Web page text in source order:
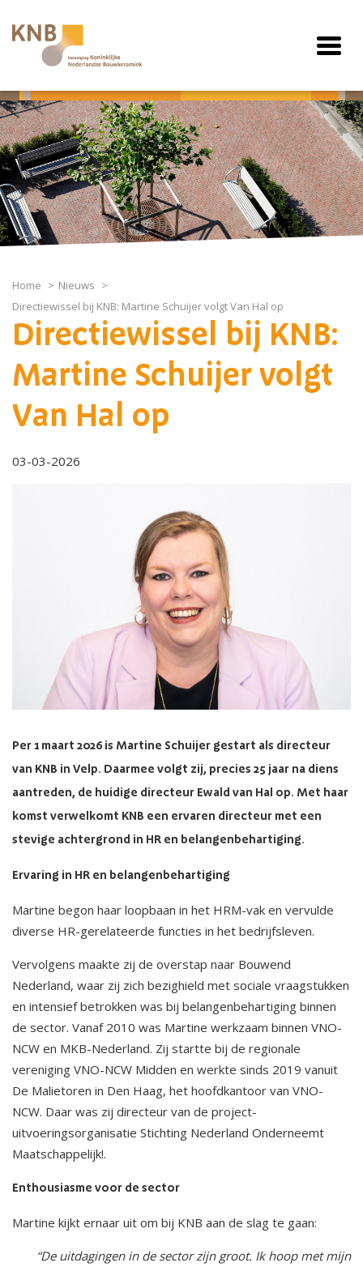
Home
Nieuws
Directiewissel bij KNB: Martine Schuijer volgt Van Hal op
Directiewissel bij KNB:
Martine Schuijer volgt
Van Hal op
03-03-2026
Per 1 maart 2026 is Martine Schuijer gestart als directeur
van KNB in Velp. Daarmee volgt zij, precies 25 jaar na diens
aantreden, de huidige directeur Ewald van Hal op. Met haar
komst verwelkomt KNB een ervaren directeur met een
stevige achtergrond in HR en belangenbehartiging.
Ervaring in HR en belangenbehartiging
Martine begon haar loopbaan in het HRM-vak en vervulde
diverse HR-gerelateerde functies in het bedrijfsleven.
Vervolgens maakte zij de overstap naar Bouwend
Nederland, waar zij zich bezighield met sociale vraagstukken
en intensief betrokken was bij belangenbehartiging binnen
de sector. Vanaf 2010 was Martine werkzaam binnen VNO-
NCW en MKB-Nederland. Zij startte bij de regionale
vereniging VNO-NCW Midden en werkte sinds 2019 vanuit
De Malietoren in Den Haag, het hoofdkantoor van VNO-
NCW. Daar was zij directeur van de project-
uitvoeringsorganisatie Stichting Nederland Onderneemt
Maatschappelijk!.
Enthousiasme voor de sector
Martine kijkt ernaar uit om bij KNB aan de slag te gaan:
“De uitdagingen in de sector zijn groot. Ik hoop met mijn